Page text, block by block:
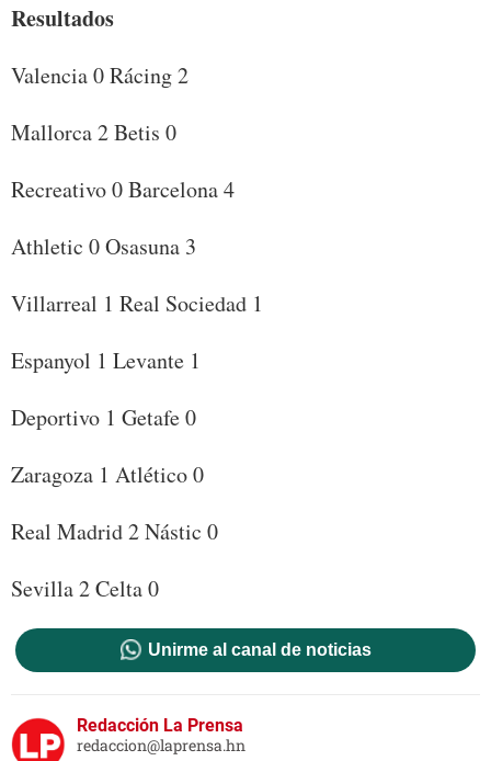
Resultados
Valencia 0 Rácing 2
Mallorca 2 Betis 0
Recreativo 0 Barcelona 4
Athletic 0 Osasuna 3
Villarreal 1 Real Sociedad 1
Espanyol 1 Levante 1
Deportivo 1 Getafe 0
Zaragoza 1 Atlético 0
Real Madrid 2 Nástic 0
Sevilla 2 Celta 0
Unirme al canal de noticias
Redacción La Prensa
redaccion@laprensa.hn